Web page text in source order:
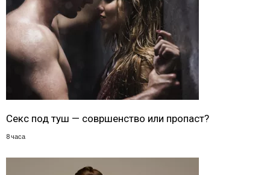
Секс под туш — совршенство или пропаст?
8 часа